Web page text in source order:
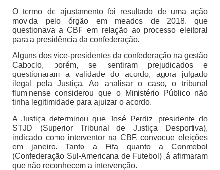
O termo de ajustamento foi resultado de uma ação
movida pelo órgão em meados de 2018, que
questionava a CBF em relação ao processo eleitoral
para a presidência da confederação.
Alguns dos vice-presidentes da confederação na gestão
Caboclo, porém, se sentiram prejudicados e
questionaram a validade do acordo, agora julgado
ilegal pela Justiça. Ao analisar o caso, o tribunal
fluminense considerou que o Ministério Público não
tinha legitimidade para ajuizar o acordo.
A Justiça determinou que José Perdiz, presidente do
STJD (Superior Tribunal de Justiça Desportiva),
indicado como interventor na CBF, convoque eleições
em janeiro. Tanto a Fifa quanto a Conmebol
(Confederação Sul-Americana de Futebol) já afirmaram
que não reconhecem a intervenção.